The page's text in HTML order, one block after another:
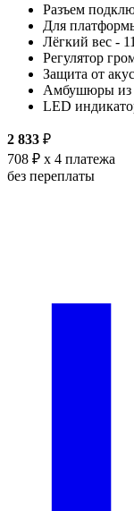
Разъем
Для
Лёгкий вес -
Регулятор
Защита от
Амбушюры из
LED
2 833 ₽
708 ₽ x 4 платежа
без переплаты